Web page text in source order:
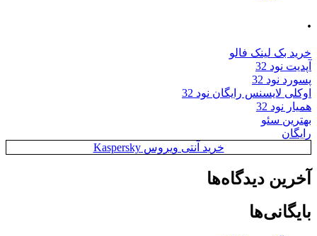
.
خرید بک لینک فالو
آپدیت نود 32
پسورد نود 32
اوکلی لایسنس رایگان نود 32
همیار نود 32
بهترین سئو
رایگان
خرید آنتی ویروس Kaspersky
آخرین دیدگاه‌ها
بایگانی‌ها